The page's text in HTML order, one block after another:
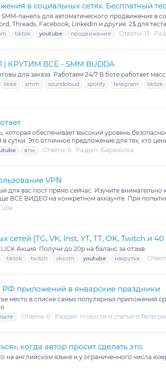
в социальных сетях. Бесплатный
панель для автоматического продвижения в
Threads, Facebook, LinkedIn и другие. 2$ для
tiktok youtube продвижение Ответы: 13
КРУТИМ ВСЁ - SMM BUDDA
для заказа. Работаем 24/7 В боте работает
likee smm soundcloud spotify telegram tiktok
которая обеспечивает высокий уровень
сутки. Это отличное предложение для тех, кто
впн Ответы: 6 Раздел: Барахолка
VPN
вас пост прямо сейчас. Изучите
ВСЕ ВИДЕО на конкретном аккаунте. При
[TG, VK, Inst, YT, TT, OK, Twitch и 40
Акция: Получи до 20р на баланс за отзыв.
tiktok twitch vkcom youtube накрутка
РФ приложений в январские праздники
место в списке самых популярных приложений
Ответы: 0 Раздел: Новости и статьи о
когда автор просит сделать это
на английском языке и у ограниченного числа